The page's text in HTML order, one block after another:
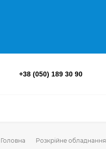
+38 (050) 189 30 90
Головна Розкрійне обладнання